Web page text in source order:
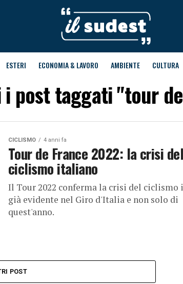
ESTERI ECONOMIA & LAVORO AMBIENTE CULTURA
post taggati "tour
CICLISMO 4 anni fa
Tour de France 2022: la crisi del
ciclismo italiano
Il Tour 2022 conferma la crisi del ciclismo
già evidente nel Giro d'Italia e non solo di
quest'anno.
POST